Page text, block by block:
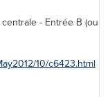
- Entrée B (ou
10/c6423.html